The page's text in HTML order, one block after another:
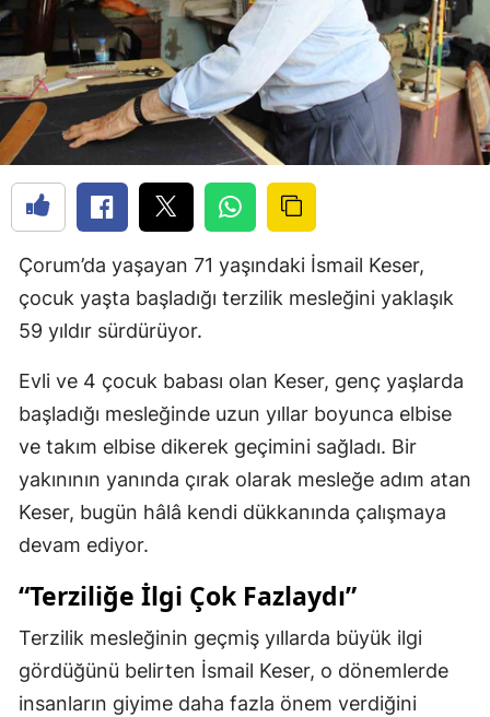
Çorum’da yaşayan 71 yaşındaki İsmail Keser,
çocuk yaşta başladığı terzilik mesleğini yaklaşık
59 yıldır sürdürüyor.
Evli ve 4 çocuk babası olan Keser, genç yaşlarda
başladığı mesleğinde uzun yıllar boyunca elbise
ve takım elbise dikerek geçimini sağladı. Bir
yakınının yanında çırak olarak mesleğe adım atan
Keser, bugün hâlâ kendi dükkanında çalışmaya
devam ediyor.
“Terziliğe İlgi Çok Fazlaydı”
Terzilik mesleğinin geçmiş yıllarda büyük ilgi
gördüğünü belirten İsmail Keser, o dönemlerde
insanların giyime daha fazla önem verdiğini